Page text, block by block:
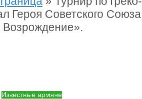
Героя Советского
Возрождение».
Известные армяне